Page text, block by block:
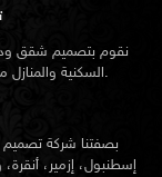
نقوم بتصميم شقق
السكنية والمنازل متعددة الطوابق في دبي، جدة، الدوحة، وإسطنبول.
بصفتنا شركة تصميم
إسطنبول، إزمير،